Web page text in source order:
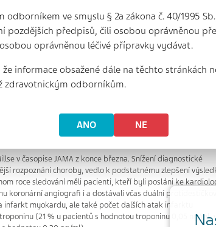
urychluje
výsledky
větší přesností a citlivostí, než bylo dosud možné. Snížila se
z 0,20 ng/ml až na 0,05 ng/ml. Tím se zvýšila význačně
se však otázka, zda se tímto způsobem pouze
nemusejí s diagnózou akutní koronární příhody souviset.
v časopise JAMA z konce března. Snížení diagnostické
rozpoznání choroby, vedlo k podstatnému zlepšení
roce sledování měli pacienti, kteří byli posláni ke
koronární angiografi i a dostávali včas duální
myokardu, ale také počet dalších atak infarktu
(21 % u pacientů s hodnotou troponinu 0,05 ng/ml,
odborníkem ve smyslu § 2a zákona č. 40/1995
pozdějších předpisů, čili osobou oprávněnou
oprávněnou léčivé přípravky vydávat.
informace obsažené dále na těchto stránkách
zdravotnickým odborníkům.
ANO NE